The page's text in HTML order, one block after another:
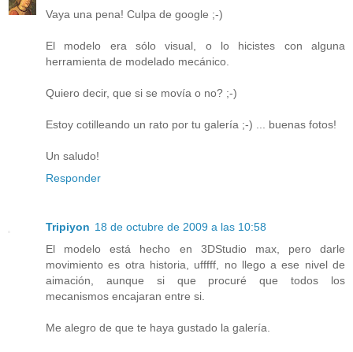
Vaya una pena! Culpa de google ;-)
El modelo era sólo visual, o lo hicistes con alguna
herramienta de modelado mecánico.
Quiero decir, que si se movía o no? ;-)
Estoy cotilleando un rato por tu galería ;-) ... buenas fotos!
Un saludo!
Responder
Tripiyon 18 de octubre de 2009 a las 10:58
El modelo está hecho en 3DStudio max, pero darle
movimiento es otra historia, ufffff, no llego a ese nivel de
aimación, aunque si que procuré que todos los
mecanismos encajaran entre si.
Me alegro de que te haya gustado la galería.